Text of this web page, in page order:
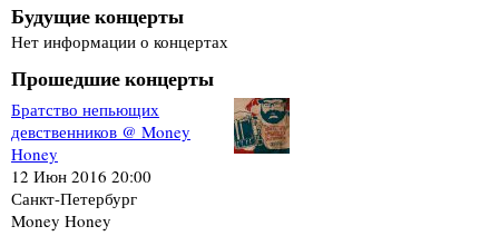
Будущие концерты
Нет информации о концертах
Прошедшие концерты
Братство непьющих
девственников @ Money
Honey
12 Июн 2016 20:00
Санкт-Петербург
Money Honey